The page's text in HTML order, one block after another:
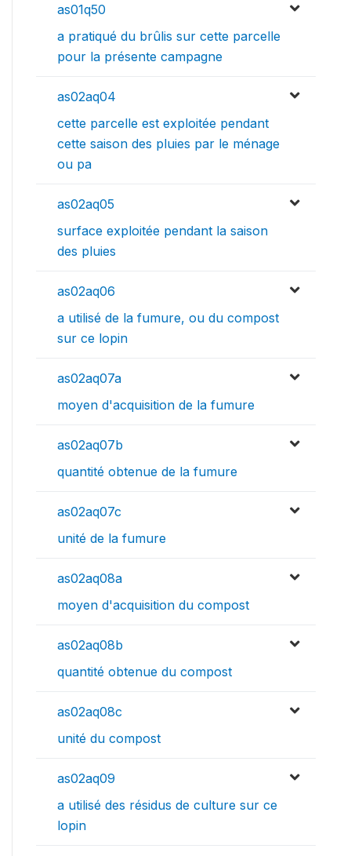
as01q50
a pratiqué du brûlis sur cette parcelle
pour la présente campagne
as02aq04
cette parcelle est exploitée pendant
cette saison des pluies par le ménage
ou pa
as02aq05
surface exploitée pendant la saison
des pluies
as02aq06
a utilisé de la fumure, ou du compost
sur ce lopin
as02aq07a
moyen d'acquisition de la fumure
as02aq07b
quantité obtenue de la fumure
as02aq07c
unité de la fumure
as02aq08a
moyen d'acquisition du compost
as02aq08b
quantité obtenue du compost
as02aq08c
unité du compost
as02aq09
a utilisé des résidus de culture sur ce
lopin